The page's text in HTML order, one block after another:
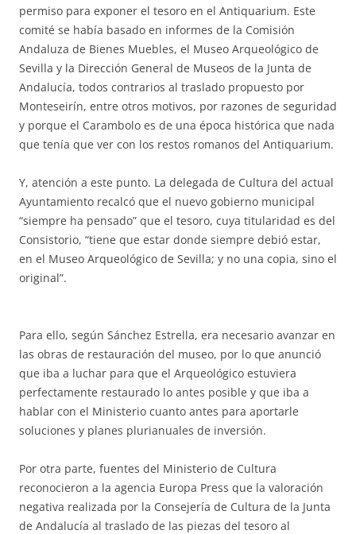
permiso para exponer el tesoro en el Antiquarium. Este
comité se había basado en informes de la Comisión
Andaluza de Bienes Muebles, el Museo Arqueológico de
Sevilla y la Dirección General de Museos de la Junta de
Andalucía, todos contrarios al traslado propuesto por
Monteseirín, entre otros motivos, por razones de seguridad
y porque el Carambolo es de una época histórica que nada
que tenía que ver con los restos romanos del Antiquarium.
Y, atención a este punto. La delegada de Cultura del actual
Ayuntamiento recalcó que el nuevo gobierno municipal
“siempre ha pensado” que el tesoro, cuya titularidad es del
Consistorio, “tiene que estar donde siempre debió estar,
en el Museo Arqueológico de Sevilla; y no una copia, sino el
original”.
Para ello, según Sánchez Estrella, era necesario avanzar en
las obras de restauración del museo, por lo que anunció
que iba a luchar para que el Arqueológico estuviera
perfectamente restaurado lo antes posible y que iba a
hablar con el Ministerio cuanto antes para aportarle
soluciones y planes plurianuales de inversión.
Por otra parte, fuentes del Ministerio de Cultura
reconocieron a la agencia Europa Press que la valoración
negativa realizada por la Consejería de Cultura de la Junta
de Andalucía al traslado de las piezas del tesoro al